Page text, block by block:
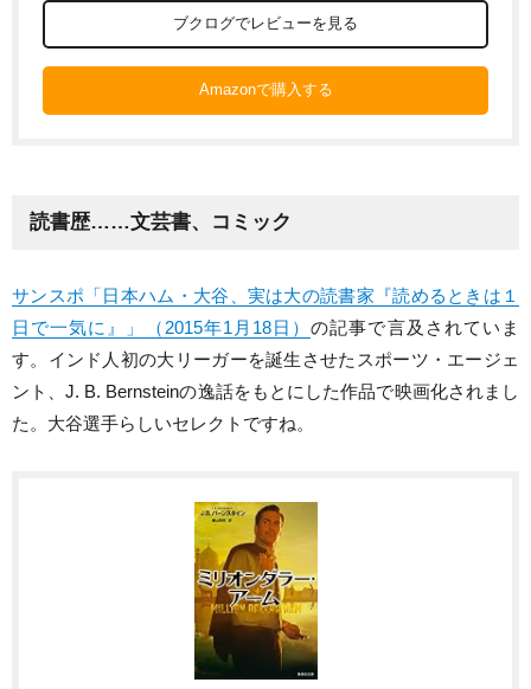
ブクログでレビューを見る
Amazonで購入する
読書歴……文芸書、コミック
サンスポ「日本ハム・大谷、実は大の読書家『読めるときは１
日で一気に』」（2015年1月18日）の記事で言及されていま
す。インド人初の大リーガーを誕生させたスポーツ・エージェ
ント、J. B. Bernsteinの逸話をもとにした作品で映画化されまし
た。大谷選手らしいセレクトですね。